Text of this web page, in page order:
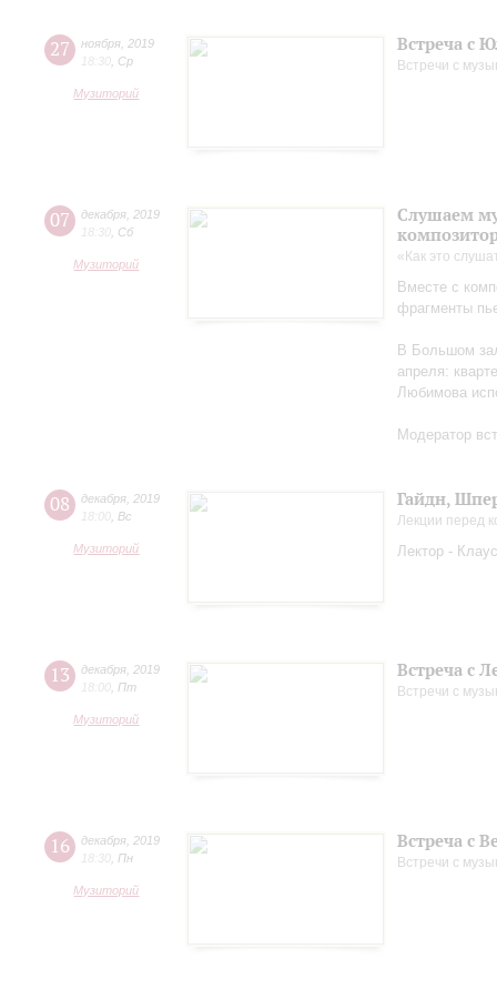
27 ноября 2019
18:30 Ср
Музиторий
Встреча с
Встречи с
07 декабря 2019
18:30 Сб
Музиторий
Слушаем
«Как это
Вместе с
фрагменты
В Большом
апреля:
Любимова
Модератор
08 декабря 2019
18:00 Вс
Музиторий
Гайдн,
Лекции перед
Лектор -
13 декабря 2019
18:00 Пт
Музиторий
Встреча с
Встречи с
16 декабря 2019
18:30 Пн
Музиторий
Встреча с
Встречи с